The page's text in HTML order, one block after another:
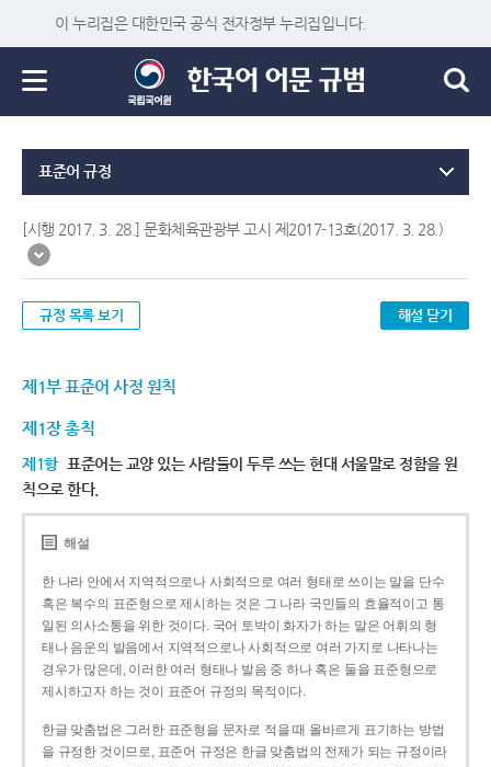
이 누리집은 대한민국 공식 전자정부 누리집입니다.
표준어 규정
[시행 2017. 3. 28.] 문화체육관광부 고시 제2017-13호(2017. 3. 28.)
규정 목록 보기 해설 닫기
제1부 표준어 사정 원칙
제1장 총칙
제1항 표준어는 교양 있는 사람들이 두루 쓰는 현대 서울말로 정함을 원
칙으로 한다.
해설
한 나라 안에서 지역적으로나 사회적으로 여러 형태로 쓰이는 말을 단수
혹은 복수의 표준형으로 제시하는 것은 그 나라 국민들의 효율적이고 통
일된 의사소통을 위한 것이다. 국어 토박이 화자가 하는 말은 어휘의 형
태나 음운의 발음에서 지역적으로나 사회적으로 여러 가지로 나타나는
경우가 많은데, 이러한 여러 형태나 발음 중 하나 혹은 둘을 표준형으로
제시하고자 하는 것이 표준어 규정의 목적이다.
한글 맞춤법은 그러한 표준형을 문자로 적을 때 올바르게 표기하는 방법
을 규정한 것이므로, 표준어 규정은 한글 맞춤법의 전제가 되는 규정이라